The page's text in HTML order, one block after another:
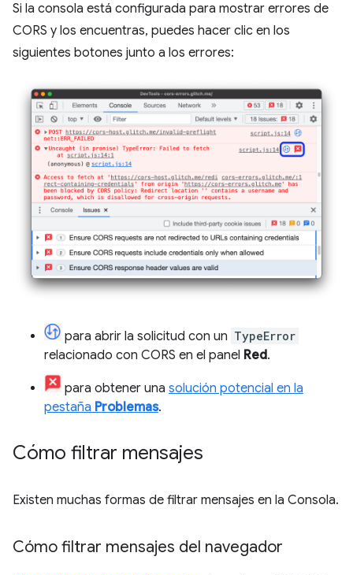
Si la consola está configurada para mostrar errores de
CORS y los encuentras, puedes hacer clic en los
siguientes botones junto a los errores:
para abrir la solicitud con un TypeError
relacionado con CORS en el panel Red.
para obtener una solución potencial en la
pestaña Problemas.
Cómo filtrar mensajes
Existen muchas formas de filtrar mensajes en la Consola.
Cómo filtrar mensajes del navegador